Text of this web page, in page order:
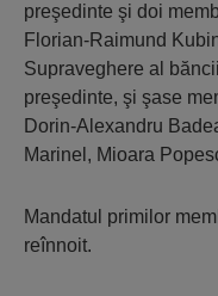
preşedinte şi doi
Florian-Raimund
Supraveghere al
preşedinte, şi şase
Dorin-Alexandru
Marinel, Mioara
Mandatul primilor
reînnoit.